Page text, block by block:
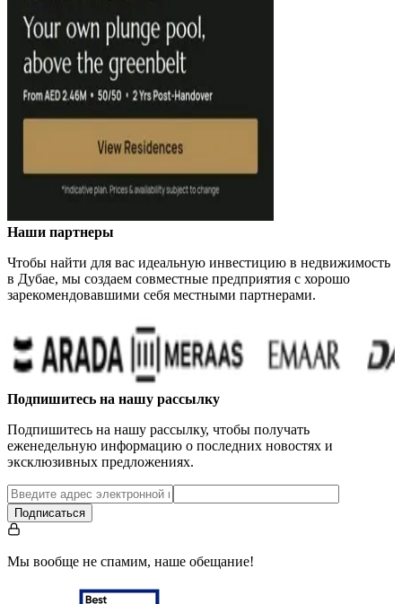
Наши партнеры
Чтобы найти для вас идеальную инвестицию в недвижимость
в Дубае, мы создаем совместные предприятия с хорошо
зарекомендовавшими себя местными партнерами.
Подпишитесь на нашу рассылку
Подпишитесь на нашу рассылку, чтобы получать
еженедельную информацию о последних новостях и
эксклюзивных предложениях.
Подписаться
Мы вообще не спамим, наше обещание!